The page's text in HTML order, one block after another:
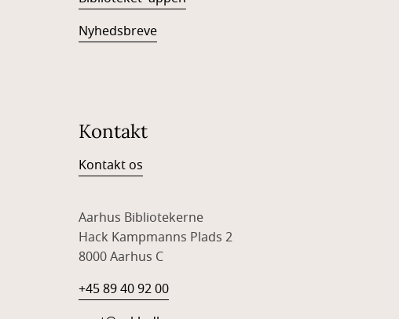
Nyhedsbreve
Kontakt
Kontakt os
Aarhus Bibliotekerne
Hack Kampmanns Plads 2
8000 Aarhus C
+45 89 40 92 00